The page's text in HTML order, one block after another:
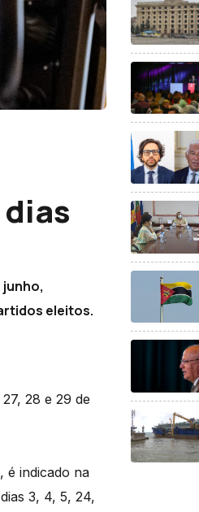
eleitos.
28 e 29 de
é indicado na
3, 4, 5, 24,